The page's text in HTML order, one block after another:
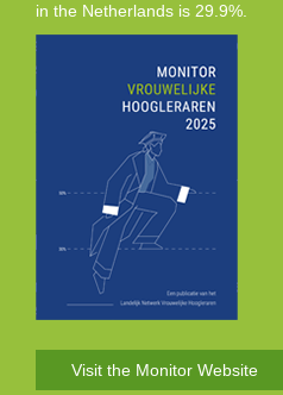
in the Netherlands is 29.9%.
Visit the Monitor Website